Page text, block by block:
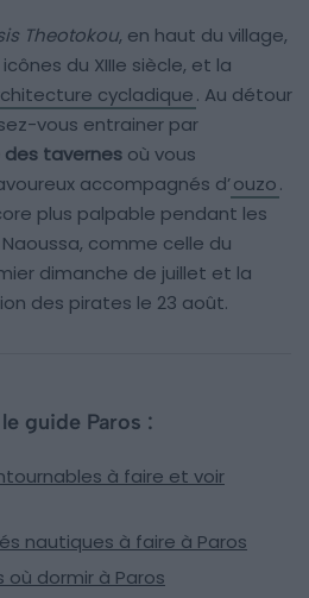
Theotokou, en haut du village,
du XIIIe siècle, et la
cycladique. Au détour
vous entrainer par
des tavernes où vous
accompagnés d’ouzo.
plus palpable pendant les
comme celle du
dimanche de juillet et la
des pirates le 23 août.
guide Paros :
à faire et voir
nautiques à faire à Paros
où dormir à Paros